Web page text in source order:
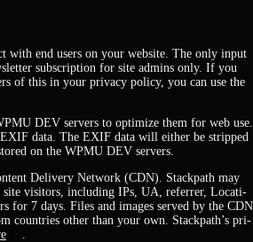
with end users on your web­site. The only input
sub­scrip­ti­on for site admins only. If you
of this in your pri­va­cy poli­cy, you can use the
DEV ser­vers to opti­mi­ze them for web use.
data. The EXIF data will eit­her be strip­ped
on the WPMU DEV ser­vers.
Deli­very Net­work (CDN). Stack­path may
visi­tors, inclu­ding IPs, UA, refer­rer, Loca­ti­
for 7 days. Files and images ser­ved by the CDN
count­ries other than your own. Stackpath’s pri­